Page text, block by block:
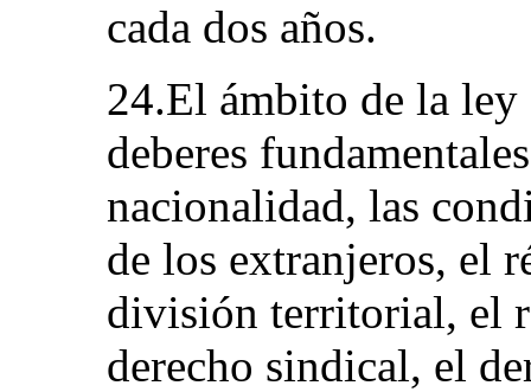
cada dos años.
24.El ámbito de la ley
deberes
nacionalidad, las
de los extranjeros, el
división territorial, el
derecho sindical, el